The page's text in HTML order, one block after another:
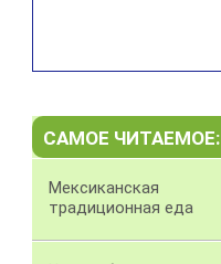
САМОЕ ЧИТАЕМОЕ:
Мексиканская
традиционная еда